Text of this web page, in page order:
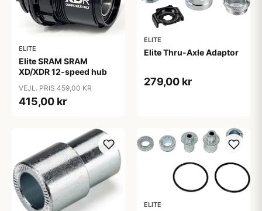
ELITE
Elite SRAM SRAM
XD/XDR 12-speed hub
VEJL. PRIS 459,00 KR
415,00 kr
ELITE
Elite Thru-Axle Adaptor
279,00 kr
ELITE